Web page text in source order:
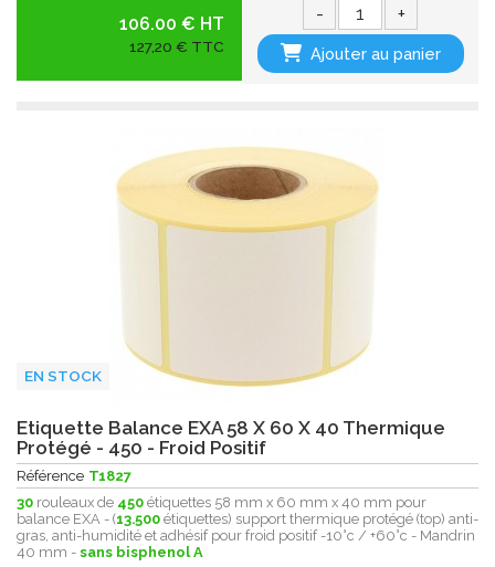
106.00 € HT
127,20 € TTC
- +
Ajouter au panier
EN STOCK
Etiquette Balance EXA 58 X 60 X 40 Thermique
Protégé - 450 - Froid Positif
Référence T1827
30 rouleaux de 450 étiquettes 58 mm x 60 mm x 40 mm pour
balance EXA - (13.500 étiquettes) support thermique protégé (top) anti-
gras, anti-humidité et adhésif pour froid positif -10°c / +60°c - Mandrin
40 mm - sans bisphenol A